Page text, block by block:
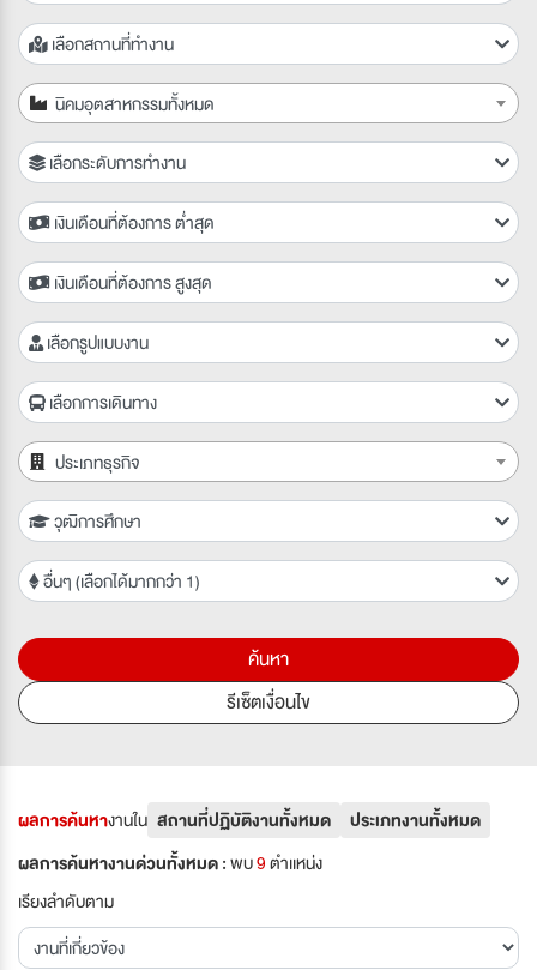
เลือกสถานที่ทำงาน
นิคมอุตสาหกรรมทั้งหมด
เลือกระดับการทำงาน
เงินเดือนที่ต้องการ ต่ำสุด
เงินเดือนที่ต้องการ สูงสุด
เลือกรูปแบบงาน
เลือกการเดินทาง
ประเภทธุรกิจ
วุฒิการศึกษา
อื่นๆ (เลือกได้มากกว่า 1)
ค้นหา
รีเซ็ตเงื่อนไข
ผลการค้นหางานใน สถานที่ปฏิบัติงานทั้งหมด
ประเภทงานทั้งหมด
ผลการค้นหางานด่วนทั้งหมด :พบ9ตำเเหน่ง
เรียงลำดับตาม